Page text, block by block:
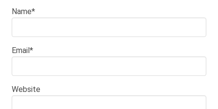
Name*
Email*
Website